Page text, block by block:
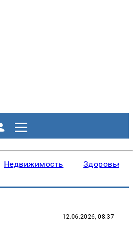
Недвижимость Здоровье
12.06.2026, 08:37